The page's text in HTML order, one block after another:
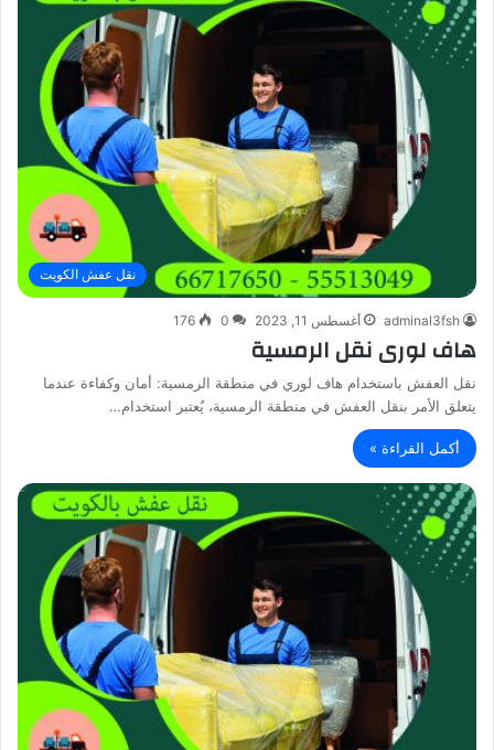
نقل عفش الكويت
adminal3fsh أغسطس 11, 2023 0
176
هاف لورى نقل الرمسية
نقل العفش باستخدام هاف لوري في منطقة الرمسية: أمان وكفاءة عندما
يتعلق الأمر بنقل العفش في منطقة الرمسية، يُعتبر استخدام…
أكمل القراءة »